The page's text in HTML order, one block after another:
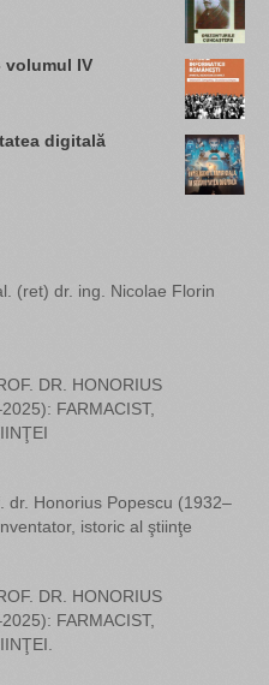
volumul IV
digitală
(ret) dr. ing. Nicolae Florin
DR. HONORIUS
FARMACIST,
dr. Honorius Popescu (1932–
istoric al ştiinţe
DR. HONORIUS
FARMACIST,